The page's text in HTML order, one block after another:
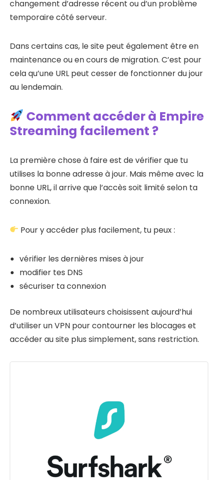
changement d’adresse récent ou d’un problème
temporaire côté serveur.
Dans certains cas, le site peut également être en
maintenance ou en cours de migration. C’est pour
cela qu’une URL peut cesser de fonctionner du jour
au lendemain.
Comment accéder à Empire
Streaming facilement ?
La première chose à faire est de vérifier que tu
utilises la bonne adresse à jour. Mais même avec la
bonne URL, il arrive que l’accès soit limité selon ta
connexion.
Pour y accéder plus facilement, tu peux :
vérifier les dernières mises à jour
modifier tes DNS
sécuriser ta connexion
De nombreux utilisateurs choisissent aujourd’hui
d’utiliser un VPN pour contourner les blocages et
accéder au site plus simplement, sans restriction.